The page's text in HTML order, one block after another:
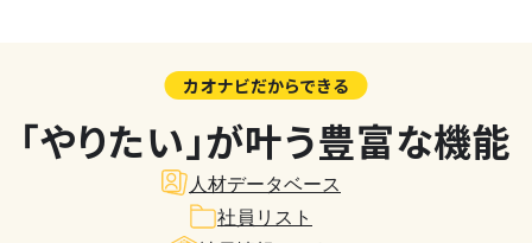
カオナビだからできる
「やりたい」が叶う豊富な機能
人材データベース
社員リスト